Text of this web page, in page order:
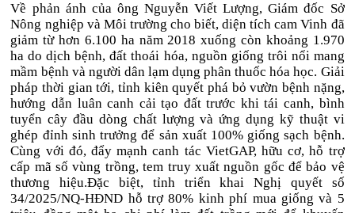
Về phản ánh của ông Nguyễn Viết Lượng, Giám đốc Sở
Nông nghiệp và Môi trường cho biết, diện tích cam Vinh đã
giảm từ hơn 6.100 ha năm 2018 xuống còn khoảng 1.970
ha do dịch bệnh, đất thoái hóa, nguồn giống trôi nổi mang
mầm bệnh và người dân lạm dụng phân thuốc hóa học. Giải
pháp thời gian tới, tỉnh kiên quyết phá bỏ vườn bệnh nặng,
hướng dẫn luân canh cải tạo đất trước khi tái canh, bình
tuyển cây đầu dòng chất lượng và ứng dụng kỹ thuật vi
ghép đỉnh sinh trưởng để sản xuất 100% giống sạch bệnh.
Cùng với đó, đẩy mạnh canh tác VietGAP, hữu cơ, hỗ trợ
cấp mã số vùng trồng, tem truy xuất nguồn gốc để bảo vệ
thương hiệu.Đặc biệt, tỉnh triển khai Nghị quyết số
34/2025/NQ-HĐND hỗ trợ 80% kinh phí mua giống và 5